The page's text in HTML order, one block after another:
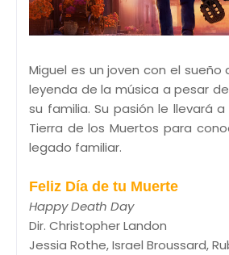
Miguel es un joven con el sueño
leyenda de la música a pesar
su familia. Su pasión le llevará
Tierra de los Muertos para
legado familiar.
Feliz Día de tu Muerte
Happy Death Day
Dir. Christopher Landon
Jessia Rothe, Israel Broussard,